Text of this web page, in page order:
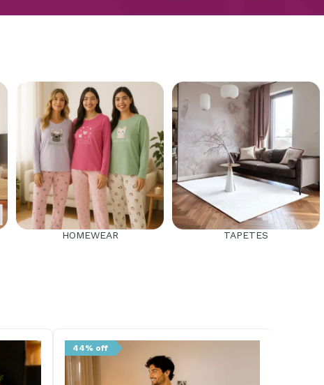
HOMEWEAR TAPETES
44% off